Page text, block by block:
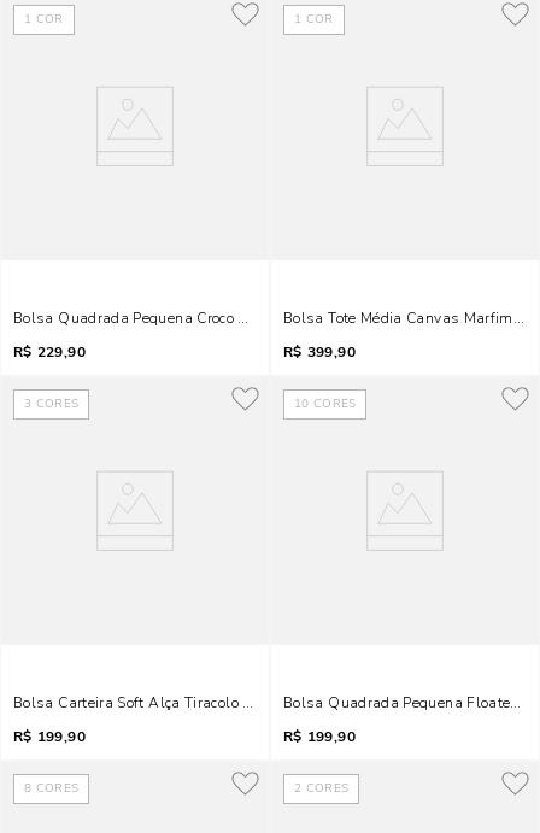
1 COR
Bolsa Quadrada Pequena Croco Marfim Divisórias
R$ 229,90
1 COR
Bolsa Tote Média Canvas Marfim
R$ 399,90
3 CORES
Bolsa Carteira Soft Alça Tiracolo Marfim
R$ 199,90
10 CORES
Bolsa Quadrada Pequena Floater
R$ 199,90
8 CORES 2 CORES